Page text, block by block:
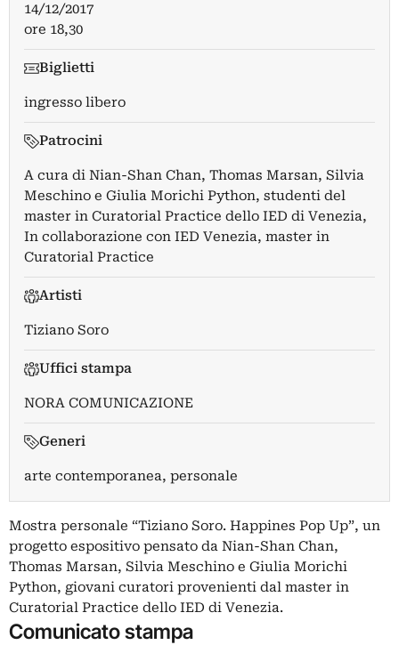
14/12/2017
ore 18,30
Biglietti
ingresso libero
Patrocini
A cura di Nian-Shan Chan, Thomas Marsan, Silvia
Meschino e Giulia Morichi Python, studenti del
master in Curatorial Practice dello IED di Venezia,
In collaborazione con IED Venezia, master in
Curatorial Practice
Artisti
Tiziano Soro
Uffici stampa
NORA COMUNICAZIONE
Generi
arte contemporanea, personale
Mostra personale “Tiziano Soro. Happines Pop Up”, un
progetto espositivo pensato da Nian-Shan Chan,
Thomas Marsan, Silvia Meschino e Giulia Morichi
Python, giovani curatori provenienti dal master in
Curatorial Practice dello IED di Venezia.
Comunicato stampa